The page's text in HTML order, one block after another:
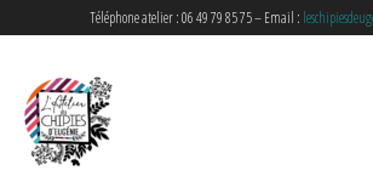
Téléphone atelier : 06 49 79 85 75 – Email :